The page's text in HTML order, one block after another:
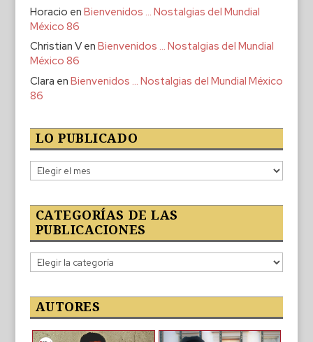
Horacio en Bienvenidos … Nostalgias del Mundial
México 86
Christian Ven Bienvenidos … Nostalgias del Mundial
México 86
Clara en Bienvenidos … Nostalgias del Mundial México
86
LO PUBLICADO
Lo
publicado
CATEGORÍAS DE LAS
PUBLICACIONES
Categorías
de
publicaciones
AUTORES